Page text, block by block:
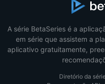
A série BetaSeries é a
em série que assistem a
aplicativo gratuitamente,
Diretório da